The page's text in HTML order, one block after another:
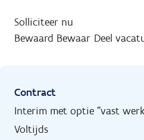
Solliciteer nu
Bewaard Bewaar Deel
Contract
Interim met optie "vast
Voltijds